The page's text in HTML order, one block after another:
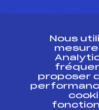
Ressources
Pass’Neige
Projet
Nous
mesure
proposer